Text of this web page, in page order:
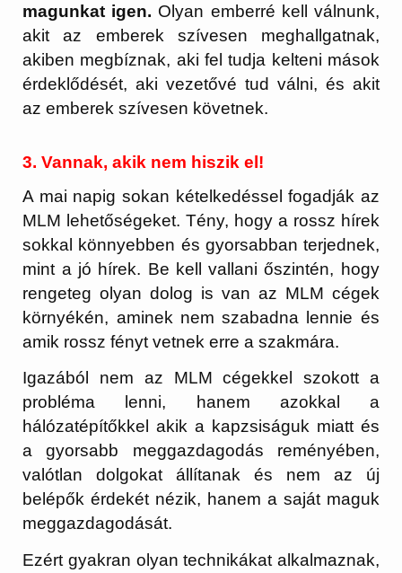
magunkat igen. Olyan emberré kell válnunk,
akit az emberek szívesen meghallgatnak,
akiben megbíznak, aki fel tudja kelteni mások
érdeklődését, aki vezetővé tud válni, és akit
az emberek szívesen követnek.
3. Vannak, akik nem hiszik el!
A mai napig sokan kételkedéssel fogadják az
MLM lehetőségeket. Tény, hogy a rossz hírek
sokkal könnyebben és gyorsabban terjednek,
mint a jó hírek. Be kell vallani őszintén, hogy
rengeteg olyan dolog is van az MLM cégek
környékén, aminek nem szabadna lennie és
amik rossz fényt vetnek erre a szakmára.
Igazából nem az MLM cégekkel szokott a
probléma lenni, hanem azokkal a
hálózatépítőkkel akik a kapzsiságuk miatt és
a gyorsabb meggazdagodás reményében,
valótlan dolgokat állítanak és nem az új
belépők érdekét nézik, hanem a saját maguk
meggazdagodását.
Ezért gyakran olyan technikákat alkalmaznak,